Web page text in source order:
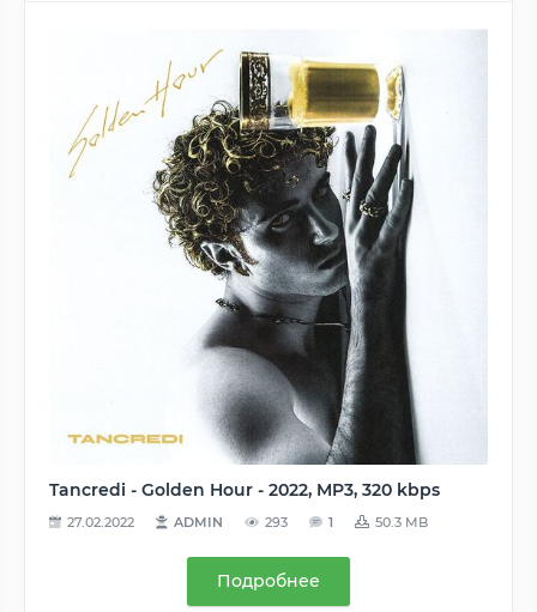
Tancredi - Golden Hour - 2022, MP3, 320 kbps
27.02.2022 ADMIN 293 1 50.3 MB
Подробнее